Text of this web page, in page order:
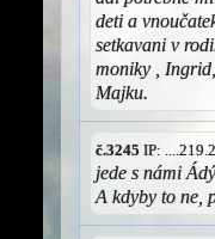
deti a
setkavani v
moniky ,
Majku.
č.3245 IP:
jede s námi
A kdyby to ne,